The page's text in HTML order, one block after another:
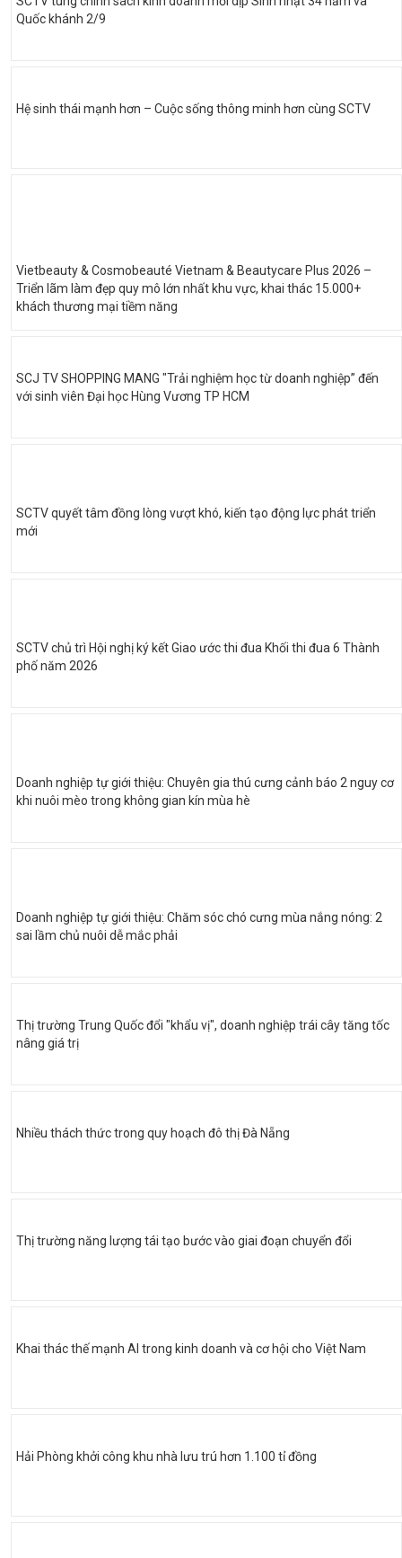
Quốc khánh 2/9
Hệ sinh thái mạnh hơn – Cuộc sống thông minh hơn cùng SCTV
Vietbeauty & Cosmobeauté Vietnam & Beautycare Plus 2026 –
Triển lãm làm đẹp quy mô lớn nhất khu vực, khai thác 15.000+
khách thương mại tiềm năng
SCJ TV SHOPPING MANG "Trải nghiệm học từ doanh nghiệp” đến
với sinh viên Đại học Hùng Vương TP HCM
SCTV quyết tâm đồng lòng vượt khó, kiến tạo động lực phát triển
mới
SCTV chủ trì Hội nghị ký kết Giao ước thi đua Khối thi đua 6 Thành
phố năm 2026
Doanh nghiệp tự giới thiệu: Chuyên gia thú cưng cảnh báo 2 nguy cơ
khi nuôi mèo trong không gian kín mùa hè
Doanh nghiệp tự giới thiệu: Chăm sóc chó cưng mùa nắng nóng: 2
sai lầm chủ nuôi dễ mắc phải
Thị trường Trung Quốc đổi "khẩu vị", doanh nghiệp trái cây tăng tốc
nâng giá trị
Nhiều thách thức trong quy hoạch đô thị Đà Nẵng
Thị trường năng lượng tái tạo bước vào giai đoạn chuyển đổi
Khai thác thế mạnh AI trong kinh doanh và cơ hội cho Việt Nam
Hải Phòng khởi công khu nhà lưu trú hơn 1.100 tỉ đồng